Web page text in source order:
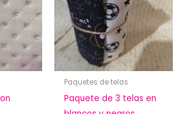
Paquetes de telas
Paquete de 3 telas en